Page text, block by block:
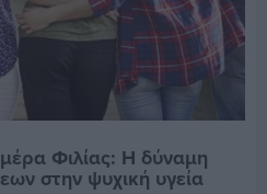
Φιλίας: Η δύναμη
στην ψυχική υγεία